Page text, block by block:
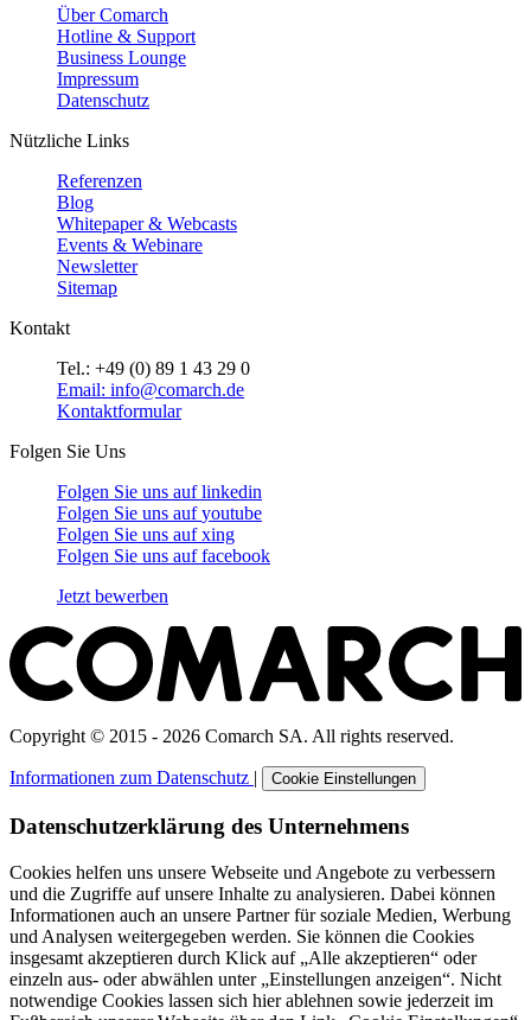
Über Comarch
Hotline & Support
Business Lounge
Impressum
Datenschutz
Nützliche Links
Referenzen
Blog
Whitepaper & Webcasts
Events & Webinare
Newsletter
Sitemap
Kontakt
Tel.: +49 (0) 89 1 43 29 0
Email: info@comarch.de
Kontaktformular
Folgen Sie Uns
Folgen Sie uns auflinkedin
Folgen Sie uns aufyoutube
Folgen Sie uns aufxing
Folgen Sie uns auffacebook
Jetzt bewerben
Copyright © 2015 - 2026 Comarch SA. All rights reserved.
Informationen zum Datenschutz | Cookie Einstellungen
Datenschutzerklärung des Unternehmens
Cookies helfen uns unsere Webseite und Angebote zu verbessern
und die Zugriffe auf unsere Inhalte zu analysieren. Dabei können
Informationen auch an unsere Partner für soziale Medien, Werbung
und Analysen weitergegeben werden. Sie können die Cookies
insgesamt akzeptieren durch Klick auf „Alle akzeptieren“ oder
einzeln aus- oder abwählen unter „Einstellungen anzeigen“. Nicht
notwendige Cookies lassen sich hier ablehnen sowie jederzeit im